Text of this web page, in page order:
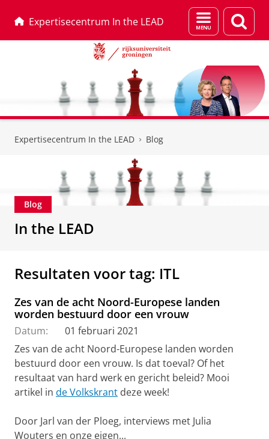
Expertisecentrum In the LEAD
Menu
en
Expertisecentrum In the LEAD Blog
Blog
In the LEAD
Resultaten voor tag: ITL
Zes van de acht Noord-Europese landen
worden bestuurd door een vrouw
Datum:
01 februari 2021
Zes van de acht Noord-Europese landen worden
bestuurd door een vrouw. Is dat toeval? Of het
resultaat van hard werk en gericht beleid? Mooi
artikel in de Volkskrant deze week!
Door Jarl van der Ploeg, interviews met Julia
Wouters en onze eigen...